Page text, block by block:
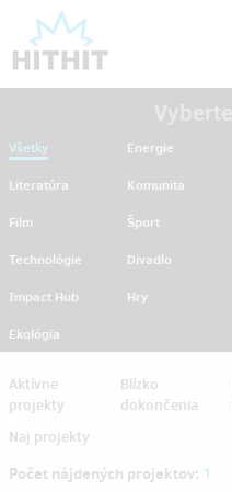
Všetky Energie
Literatúra
Komunita
Film
Šport
Technológie
Divadlo
Impact Hub
Hry
Ekológia
Aktívne
projekty
Blízko
dokončenia
Naj projekty
Počet nájdených projektov: 1